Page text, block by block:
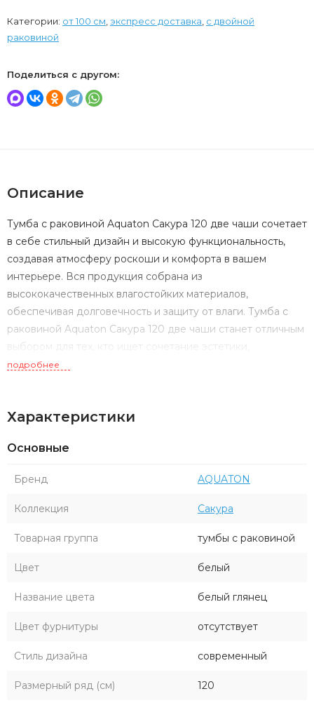
Категории: от 100 см экспресс доставка с двойной
раковиной
Поделиться с другом:
Описание
Тумба с раковиной Aquaton Сакура 120 две чаши сочетает
в себе стильный дизайн и высокую функциональность,
создавая атмосферу роскоши и комфорта в вашем
интерьере. Вся продукция собрана из
высококачественных влагостойких материалов,
обеспечивая долговечность и защиту от влаги. Тумба с
раковиной Aquaton Сакура 120 две чаши станет отличным
выбором для тех, кто ищет сочетание эстетики,
практичности и высокого качества в оформлении ванной
подробнее
Характеристики
Основные
Бренд AQUATON
Коллекция Сакура
Товарная группа тумбы с раковиной
Цвет белый
Название цвета белый глянец
Цвет фурнитуры отсутствует
Стиль дизайна современный
Размерный ряд (см) 120